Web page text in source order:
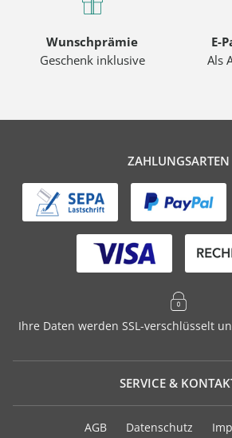
Wunschprämie
Geschenk inklusive
E-
Als
ZAHLUNGSARTEN
Ihre Daten werden SSL-verschlüsselt
SERVICE &
Serviceportal
AGB Datenschutz